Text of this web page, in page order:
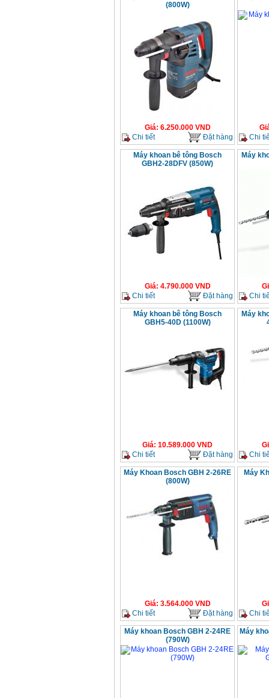
(800W)
Giá: 6.250.000VND
Chi tiết
Đặt hàng
Chi
Máy khoan bê tông Bosch
GBH2-28DFV (850W)
Giá: 4.790.000VND
Chi tiết
Đặt hàng
Máy
Chi
Máy khoan bê tông Bosch
GBH5-40D (1100W)
Giá: 10.589.000 VND
Chi tiết
Đặt hàng
Máy
Chi
Máy Khoan Bosch GBH 2-26RE
(800W)
Giá: 3.564.000VND
Chi tiết
Đặt hàng
Máy
Chi
Máy khoan Bosch GBH 2-24RE
(790W)
Máy